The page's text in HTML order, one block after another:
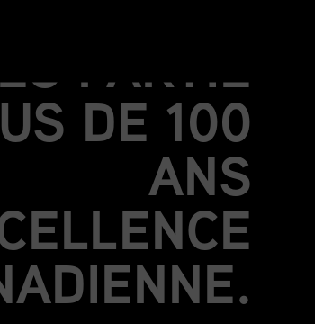
PARTIE
DE 100
ANS